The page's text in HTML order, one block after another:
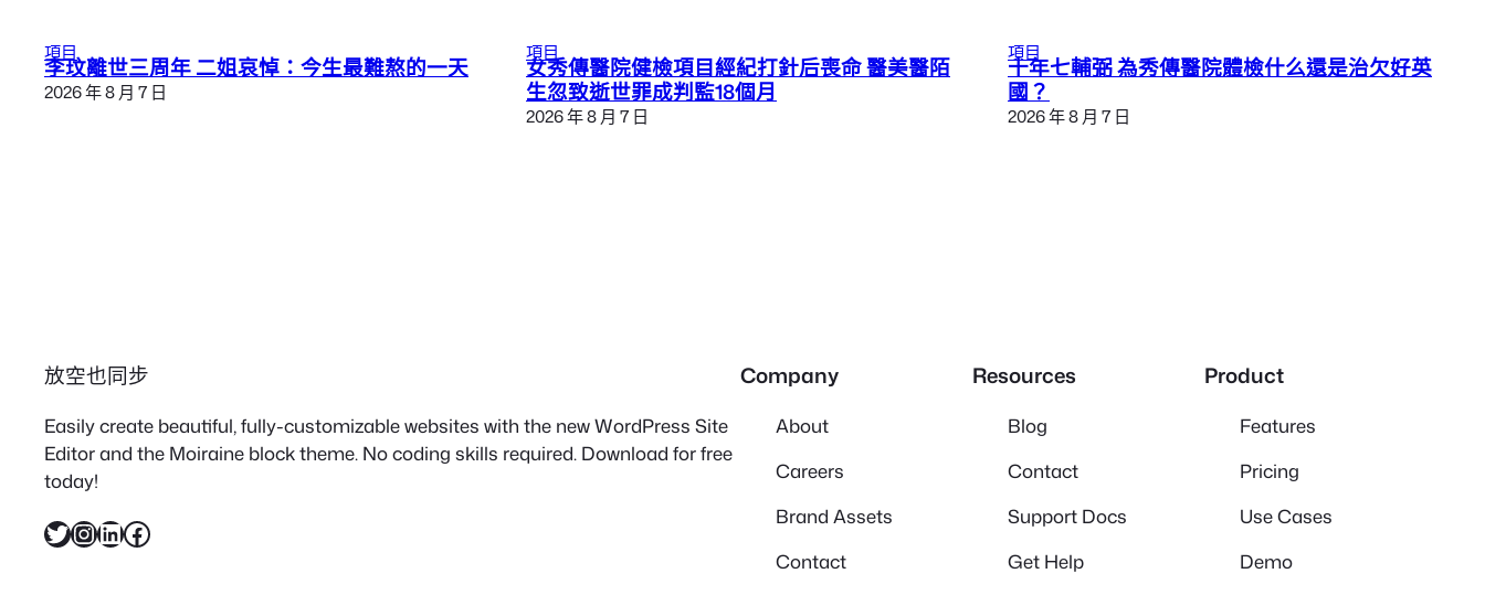
項目
李玟離世三周年 二姐哀悼：今生最難熬的一天
2026 年 8 月 7 日
項目
女秀傳醫院健檢項目經紀打針后喪命 醫美醫陌
生忽致逝世罪成判監18個月
2026 年 8 月 7 日
項目
十年七輔弼 為秀傳醫院體檢什么還是治欠好英
國？
2026 年 8 月 7 日
放空也同步
Easily create beautiful, fully-customizable websites with the new WordPress Site
Editor and the Moiraine block theme. No coding skills required. Download for free
today!
X InstagramLinkedIn Facebook
Company
About
Careers
Brand Assets
Contact
Resources
Blog
Contact
Support Docs
Get Help
Product
Features
Pricing
Use Cases
Demo